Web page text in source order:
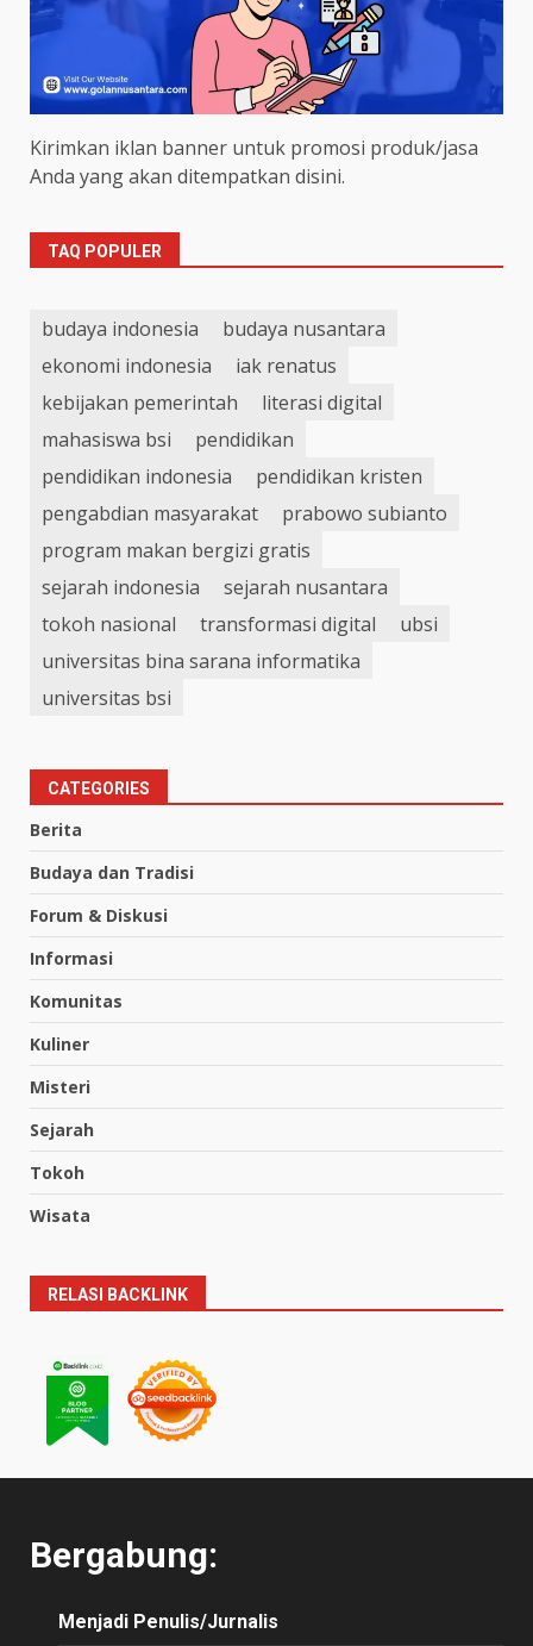
Kirimkan iklan banner untuk promosi produk/jasa
Anda yang akan ditempatkan disini.
TAQ POPULER
budaya indonesia
budaya nusantara
ekonomi indonesia
iak renatus
kebijakan pemerintah
literasi digital
mahasiswa bsi
pendidikan
pendidikan indonesia
pendidikan kristen
pengabdian masyarakat
prabowo subianto
program makan bergizi gratis
sejarah indonesia
sejarah nusantara
tokoh nasional
transformasi digital
ubsi
universitas bina sarana informatika
universitas bsi
CATEGORIES
Berita
Budaya dan Tradisi
Forum & Diskusi
Informasi
Komunitas
Kuliner
Misteri
Sejarah
Tokoh
Wisata
RELASI BACKLINK
Bergabung:
Menjadi Penulis/Jurnalis